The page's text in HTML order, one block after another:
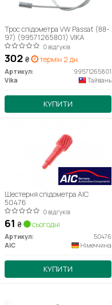
Трос спідометра VW Passat (88-
97) (99571265801) VIKA
0 відгуків
302 ₴ термін 2 дн.
Артикул:
99571265801
Vika
Тайвань
КУПИТИ
Шестерня спідометра AIC
50476
0 відгуків
61 ₴ сьогодні
Артикул:
50476
AIC
Німеччина
КУПИТИ